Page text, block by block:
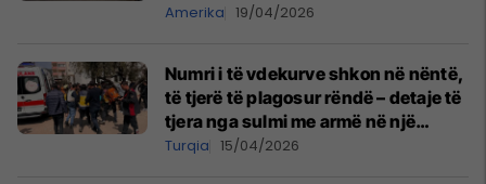
Amerika 19/04/2026
Numri i të vdekurve shkon në nëntë,
të tjerë të plagosur rëndë – detaje të
tjera nga sulmi me armë në një
shkollë të Turqisë
Turqia 15/04/2026